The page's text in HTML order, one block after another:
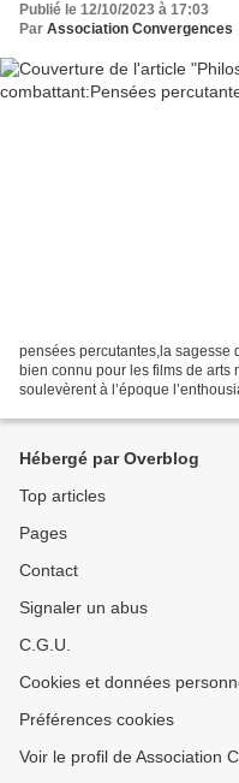
Publié le 12/10/2023 à 17:03
Par Association Convergences
pensées percutantes,la sagesse
bien connu pour les films de arts
soulevèrent à l’époque
Hébergé par Overblog
Top articles
Pages
Contact
Signaler un abus
C.G.U.
Cookies et données
Préférences cookies
Voir le profil de Association